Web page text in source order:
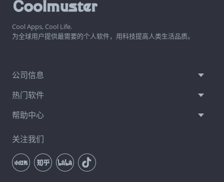
Cool Apps, Cool Life.
为全球用户提供最需要的个人软件，用科技提高人类生活品质。
公司信息
热门软件
帮助中心
关注我们